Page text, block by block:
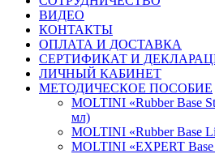
ВИДЕО
КОНТАКТЫ
ОПЛАТА И ДОСТАВКА
СЕРТИФИКАТ И
ЛИЧНЫЙ КАБИНЕТ
МЕТОДИЧЕСКОЕ ПОСОБИЕ
MOLTINI «Rubber Base
мл)
MOLTINI «Rubber Base
MOLTINI «EXPERT